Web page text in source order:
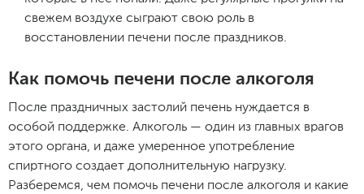
свежем воздухе сыграют свою роль в
восстановлении печени после праздников.
Как помочь печени после алкоголя
После праздничных застолий печень нуждается в
особой поддержке. Алкоголь — один из главных врагов
этого органа, и даже умеренное употребление
спиртного создает дополнительную нагрузку.
Разберемся, чем помочь печени после алкоголя и какие